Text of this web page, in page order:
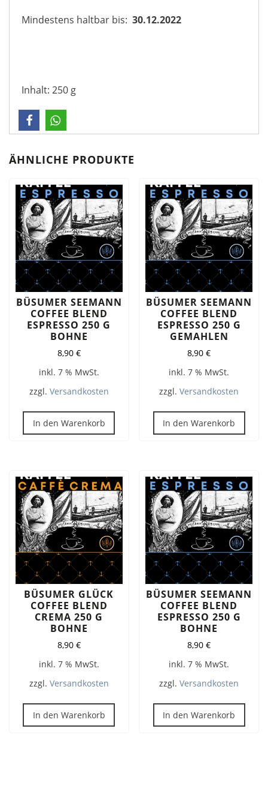
Mindestens haltbar bis: 30.12.2022
Inhalt: 250 g
ÄHNLICHE PRODUKTE
BÜSUMER SEEMANN
COFFEE BLEND
ESPRESSO 250 G
BOHNE
8,90 €
inkl. 7 % MwSt.
zzgl. Versandkosten
In den Warenkorb
BÜSUMER SEEMANN
COFFEE BLEND
ESPRESSO 250 G
GEMAHLEN
8,90€
inkl. 7 % MwSt.
zzgl.Versandkosten
In den Warenkorb
BÜSUMER GLÜCK
COFFEE BLEND
CREMA 250 G
BOHNE
8,90 €
inkl. 7 % MwSt.
zzgl. Versandkosten
In den Warenkorb
BÜSUMER SEEMANN
COFFEE BLEND
ESPRESSO 250 G
BOHNE
8,90€
inkl. 7 % MwSt.
zzgl.Versandkosten
In den Warenkorb